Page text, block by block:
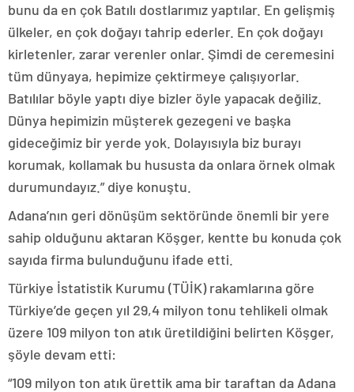
bunu da en çok Batılı dostlarımız yaptılar. En gelişmiş
ülkeler, en çok doğayı tahrip ederler. En çok doğayı
kirletenler, zarar verenler onlar. Şimdi de ceremesini
tüm dünyaya, hepimize çektirmeye çalışıyorlar.
Batılılar böyle yaptı diye bizler öyle yapacak değiliz.
Dünya hepimizin müşterek gezegeni ve başka
gideceğimiz bir yerde yok. Dolayısıyla biz burayı
korumak, kollamak bu hususta da onlara örnek olmak
durumundayız.” diye konuştu.
Adana’nın geri dönüşüm sektöründe önemli bir yere
sahip olduğunu aktaran Köşger, kentte bu konuda çok
sayıda firma bulunduğunu ifade etti.
Türkiye İstatistik Kurumu (TÜİK) rakamlarına göre
Türkiye’de geçen yıl 29,4 milyon tonu tehlikeli olmak
üzere 109 milyon ton atık üretildiğini belirten Köşger,
şöyle devam etti:
“109 milyon ton atık ürettik ama bir taraftan da Adana